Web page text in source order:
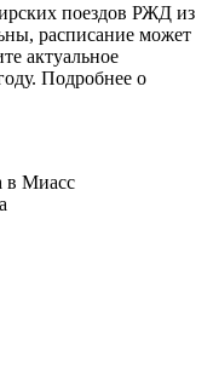
поездов РЖД из
расписание может
актуальное
Подробнее о
в Миасс